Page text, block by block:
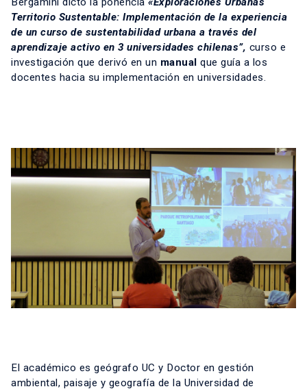
Territorio Sustentable: Implementación de la experiencia
de un curso de sustentabilidad urbana a través del
aprendizaje activo en 3 universidades chilenas”, curso e
investigación que derivó en un manual que guía a los
docentes hacia su implementación en universidades.
El académico es geógrafo UC y Doctor en gestión
ambiental, paisaje y geografía de la Universidad de